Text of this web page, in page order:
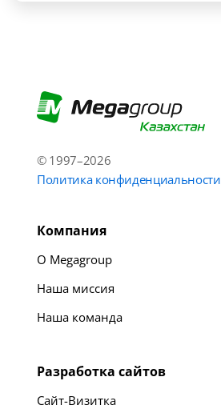
© 1997–2026
Политика конфиденциальности
Компания
О Megagroup
Наша миссия
Наша команда
Разработка сайтов
Сайт-Визитка